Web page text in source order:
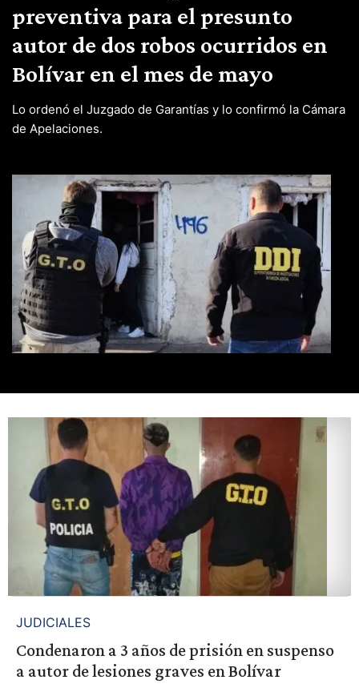
preventiva para el presunto
autor de dos robos ocurridos en
Bolívar en el mes de mayo
Lo ordenó el Juzgado de Garantías y lo confirmó la Cámara
de Apelaciones.
JUDICIALES
Condenaron a 3 años de prisión en suspenso
a autor de lesiones graves en Bolívar